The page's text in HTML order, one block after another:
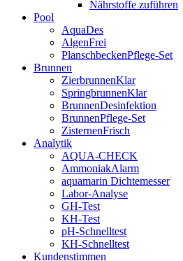
Nährstoffe zuführen
Pool
AquaDes
AlgenFrei
PlanschbeckenPflege-Set
Brunnen
ZierbrunnenKlar
SpringbrunnenKlar
BrunnenDesinfektion
BrunnenPflege-Set
ZisternenFrisch
Analytik
AQUA-CHECK
AmmoniakAlarm
aquamarin Dichtemesser
Labor-Analyse
GH-Test
KH-Test
pH-Schnelltest
KH-Schnelltest
Kundenstimmen